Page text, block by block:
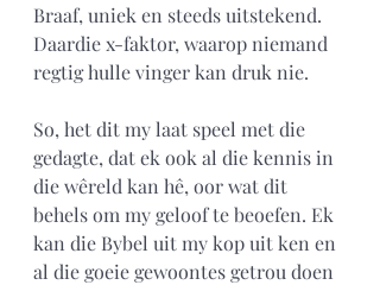
Braaf, uniek en steeds uitstekend.
Daardie x-faktor, waarop niemand
regtig hulle vinger kan druk nie.
So, het dit my laat speel met die
gedagte, dat ek ook al die kennis in
die wêreld kan hê, oor wat dit
behels om my geloof te beoefen. Ek
kan die Bybel uit my kop uit ken en
al die goeie gewoontes getrou doen